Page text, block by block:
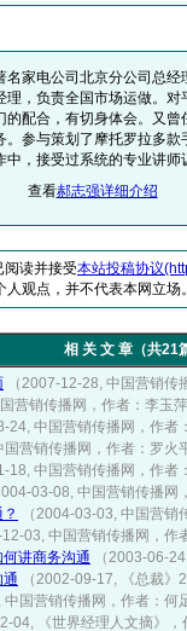
名家电公司北京分公司总
理，负责全国市场运做。
的配合，有切身体会。又曾
。参与策划了摩托罗拉多
中，接受过系统的专业讲师
查看郝志强详细介绍
阅读并接受本站投稿协议
观点，并不代表本网立场
相 关 文 章（共21
（2007-12-28, 中国营销传
营销传播网，作者：李玉萍
24, 中国营销传播网，作者
国营销传播网，作者：罗火
18, 中国营销传播网，作者
03-08, 中国营销传播网
（2004-03-03, 中国营销
12-03, 中国营销传播网，作
讲商务沟通
（2003-06-
（2002-09-17, 《总裁》
中国营销传播网，作者：何
04, 《世界经理人文摘》